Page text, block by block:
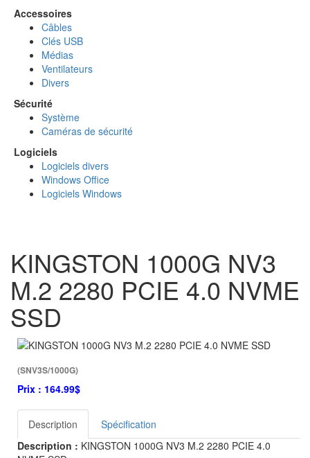
Accessoires
Câbles
Clés USB
Médias
Ventilateurs
Divers
Sécurité
Système
Caméras de sécurité
Logiciels
Logiciels divers
Windows Office
Logiciels Windows
KINGSTON 1000G NV3
M.2 2280 PCIE 4.0 NVME
SSD
(SNV3S/1000G)
Prix : 164.99$
Description
Spécification
Description : KINGSTON 1000G NV3 M.2 2280 PCIE 4.0